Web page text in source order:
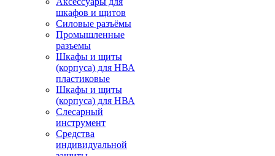
шкафов и щитов
Силовые разъёмы
Промышленные
разъемы
Шкафы и щиты
(корпуса) для НВА
пластиковые
Шкафы и щиты
(корпуса) для НВА
Слесарный
инструмент
Средства
индивидуальной